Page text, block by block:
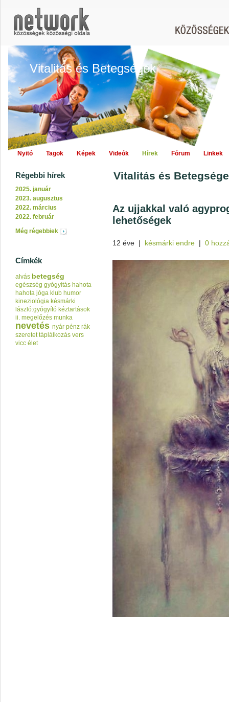
Vitalitás és Betegségek
Nyitó Tagok Képek Videók Hírek Fórum Linkek
Régebbi hírek
2025. január
2023. augusztus
2022. március
2022. február
Még régebbiek
Címkék
alvás betegség
egészség gyógyítás hahota
hahota jóga klub humor
kineziológia késmárki
lászló:gyógyító kéztartások
ii. megelőzés munka
nevetés nyár pénz rák
szeretet táplálkozás vers
vicc élet
Vitalitás és
Az ujjakkal való
lehetőségek
12 éve | késmárki endre | 0